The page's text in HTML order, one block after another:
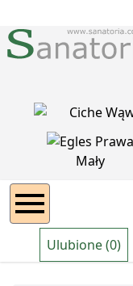
Ulubione (0)